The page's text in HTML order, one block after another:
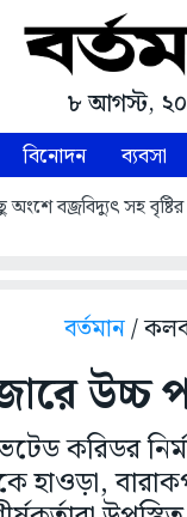
৮ আগস্ট,
বিনোদন ব্যবসা
বজ্রবিদ্যুৎ সহ বৃষ্টির
বর্তমান/
উচ্চ
করিডর
হাওড়া,